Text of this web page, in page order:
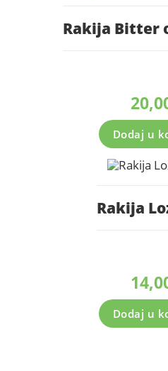
Rakija Bitter
Dodaj u
Rakija
Dodaj u